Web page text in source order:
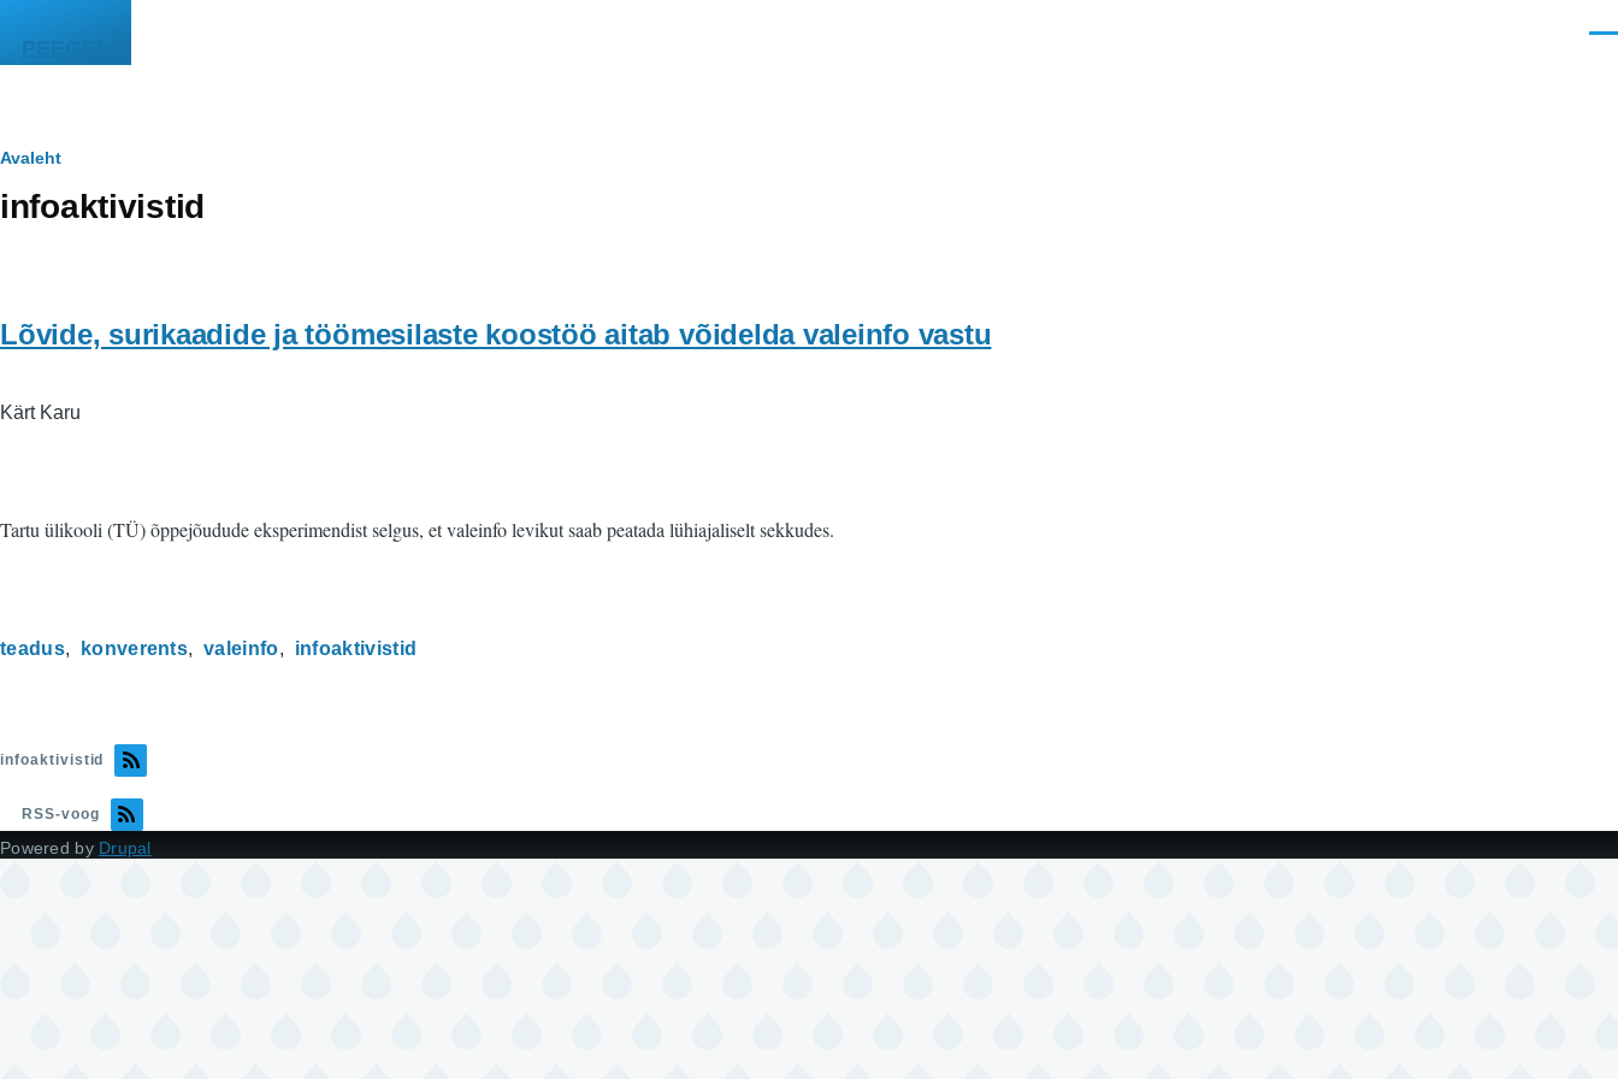
PEEGEL
Leivapuru
Avaleht
infoaktivistid
Lõvide, surikaadide ja töömesilaste koostöö aitab võidelda valeinfo vastu
Kärt Karu
Tartu ülikooli (TÜ) õppejõudude eksperimendist selgus, et valeinfo levikut saab peatada lühiajaliselt sekkudes.
teadus konverents valeinfo infoaktivistid
infoaktivistid
RSS-voog
Powered by Drupal